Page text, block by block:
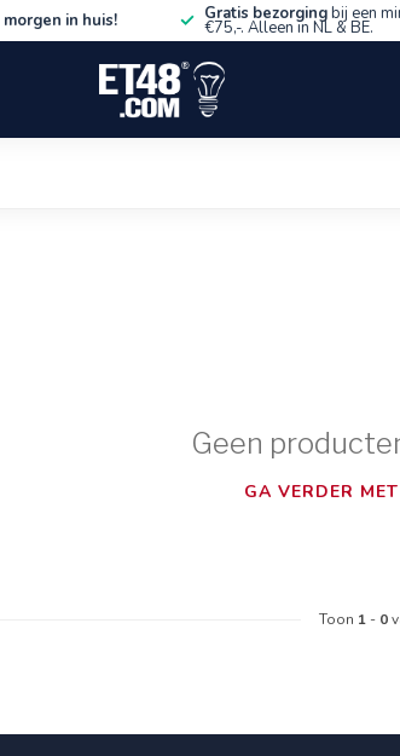
morgen in huis! Gratis bezorgingbij een
€75,-. Alleen in NL & BE.
Geen
GA VERDER
Toon 1 - 0